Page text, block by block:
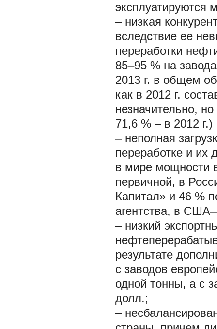
эксплуатируются
– низкая
вследствие ее
переработки
85–95 % на
2013 г. в общем
как в 2012 г.
незначительно,
71,6 % – в 2012 г.)
– неполная
переработке и их
в мире мощности
первичной, в
Капитал» и 46 %
агентства, в
– низкий
результате
с заводов
одной тонны, а с
долл.;
–